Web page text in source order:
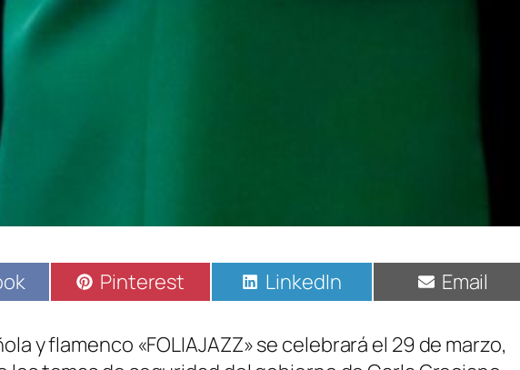
Compartir
en
Pinterest Compartir
en
LinkedIn Compartir
en
Email
y flamenco «FOLIAJAZZ» se celebrará el 29 de marzo,